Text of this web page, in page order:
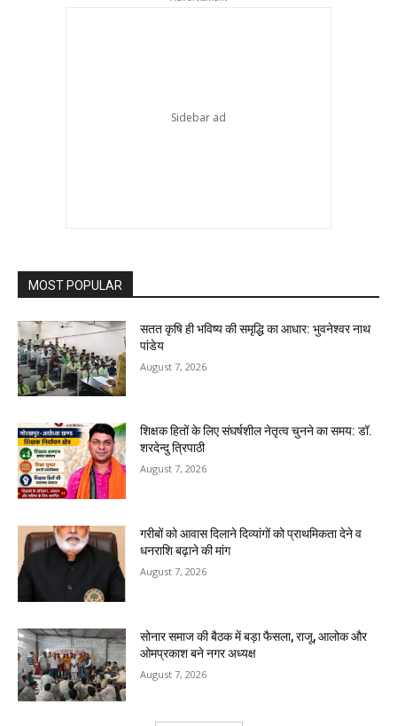
MOST POPULAR
सतत कृषि ही भविष्य की समृद्धि का आधार: भुवनेश्वर नाथ
पांडेय
August 7, 2026
शिक्षक हितों के लिए संघर्षशील नेतृत्व चुनने का समय: डॉ.
शरदेन्दु त्रिपाठी
August 7, 2026
गरीबों को आवास दिलाने दिव्यांगों को प्राथमिकता देने व
धनराशि बढ़ाने की मांग
August 7, 2026
सोनार समाज की बैठक में बड़ा फैसला, राजू, आलोक और
ओमप्रकाश बने नगर अध्यक्ष
August 7, 2026